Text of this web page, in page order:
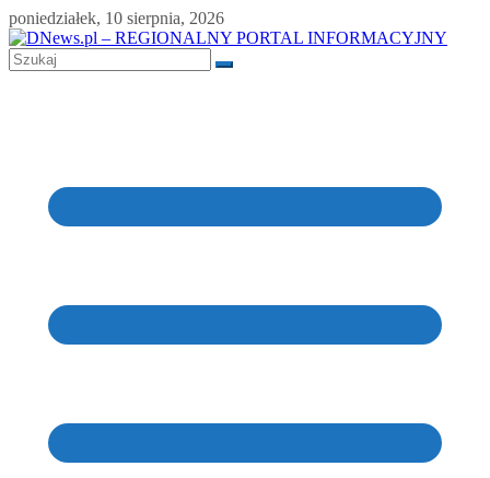
Skip
to
content
poniedziałek, 10 sierpnia, 2026